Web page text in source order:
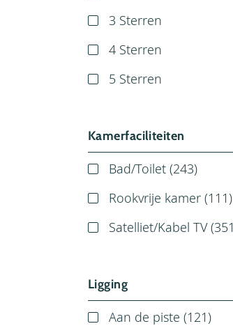
3 Sterren
4 Sterren
5 Sterren
Kamerfaciliteiten
Bad/Toilet (243)
Rookvrije kamer (111)
Satelliet/Kabel TV (351
Ligging
Aan de piste (121)